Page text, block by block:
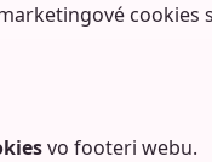
cookies
vo footeri webu.